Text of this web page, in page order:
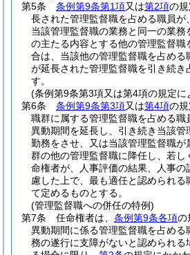
第5条
条例第9条第1項又は第2項の
長された管理監督職を占める職員が
当該管理監督職の業務と同一の業務
の主たる内容とする他の管理監督職
合は、当該他の管理監督職を占める
が延長された管理監督職を引き続き
す。
(条例第9条第3項又は第4項の規定に
第6条
条例第9条第3項又は第4項の
職群に属する管理監督職を占める職
異動期間を延長し、引き続き当該管
勤務をさせ、又は当該管理監督職が
群の他の管理監督職に降任し、若し
命権者が、人事評価の結果、人事の
慮した上で、最も適任と認められる
て定めるものとする。
(管理監督職への併任の特例)
第7条
任命権者は、 条例第9条各項の
異動期間に係る管理監督職を占める
務の遂行に支障がないと認められる